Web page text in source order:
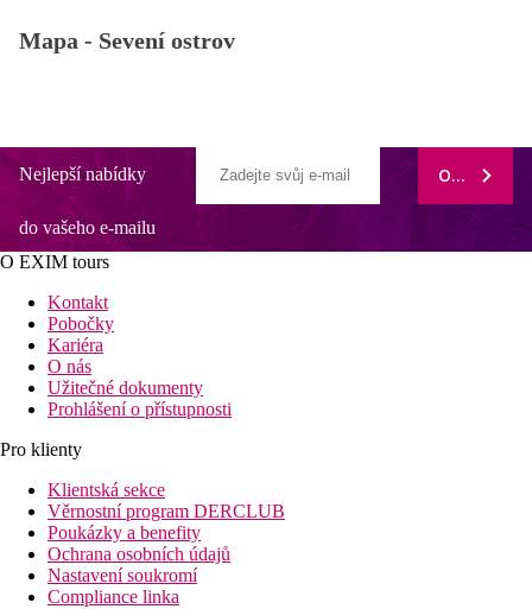
Mapa - Sevení ostrov
Nejlepší nabídky
do vašeho e-mailu
ODEBÍRAT
O EXIM tours
Kontakt
Pobočky
Kariéra
O nás
Užitečné dokumenty
Prohlášení o přístupnosti
Pro klienty
Klientská sekce
Věrnostní program DERCLUB
Poukázky a benefity
Ochrana osobních údajů
Nastavení soukromí
Compliance linka